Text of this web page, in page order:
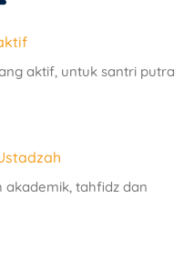
aktif, untuk santri putra
akademik, tahfidz dan